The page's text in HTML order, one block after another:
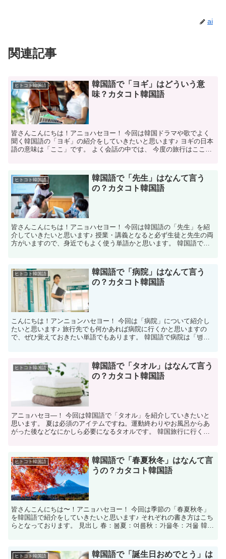
ai
関連記事
ヒトコト韓国語
韓国語で「ヨギ」はどういう意
味？カタコト韓国語
皆さんこんにちは！アニョハセヨー！ 今回は韓国ドラマや歌でよく
聞く韓国語の「ヨギ」の紹介をしていきたいと思います♪ ヨギの日本
語の意味は「ここ」です。 よく会話の中では、 今度の旅行はここに
ヒトコト韓国語
韓国語で「先生」はなんて言う
の？カタコト韓国語
皆さんこんにちは！アニョハセヨー！ 今回は韓国語の「先生」を紹
介していきたいと思います♪ 授業・講義となると必ず生徒と先生の両
方がいますので、身近でもよく使う単語かと思います。 韓国語で先
ヒトコト韓国語
韓国語で「病院」はなんて言う
の？カタコト韓国語
こんにちは！アンニョンハセヨー！ 今回は「病院」について紹介し
たいと思います♪ 旅行先でも何かあれば病院に行くかと思いますの
で、ぜひ覚えておきたい単語でもあります。 韓国語で病院は「병
ヒトコト韓国語
韓国語で「タオル」はなんて言う
の？カタコト韓国語
アニョハセヨ―！ 今回は韓国語で「タオル」を紹介していきたいと
思います。 夏は必須のアイテムですね。運動終わりやお風呂からあ
がった後などなにかしら必要になるタオルです。 韓国旅行に行く際
ヒトコト韓国語
韓国語で「春夏秋冬」はなんて言
うの？カタコト韓国語
皆さんこんにちは〜！アニョハセヨー！ 今回は季節の「春夏秋冬」
を韓国語で紹介をしていきたいと思います♪ それぞれの書き方はこち
らとなっております。 見出し 春：봄夏：여름秋：가을冬：겨울 韓国
ヒトコト韓国語
韓国語で「誕生日おめでとう」は